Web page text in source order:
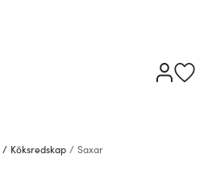
/ Köksredskap / Saxar